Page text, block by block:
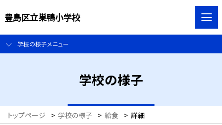
豊島区立巣鴨小学校
学校の様子メニュー
学校の様子
トップページ > 学校の様子 > 給食 > 詳細